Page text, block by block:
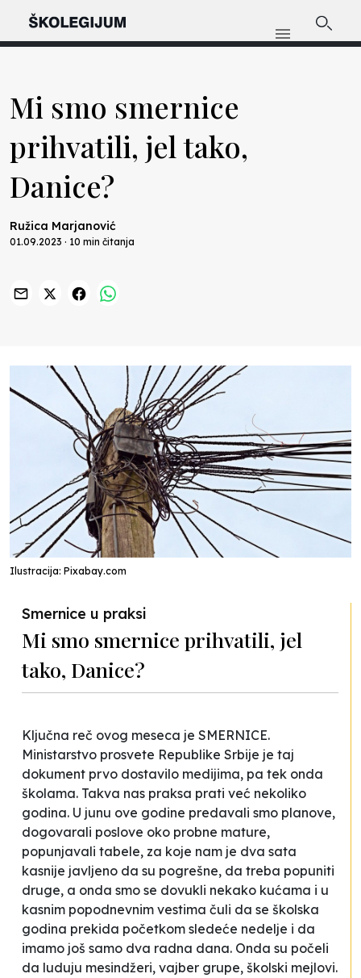
Mi smo smernice
prihvatili, jel tako,
Danice?
Ružica Marjanović
01.09.2023 · 10 min čitanja
Ilustracija: Pixabay.com
Smernice u praksi
Mi smo smernice prihvatili, jel
tako, Danice?
Ključna reč ovog meseca je SMERNICE.
Ministarstvo prosvete Republike Srbije je taj
dokument prvo dostavilo medijima, pa tek onda
školama. Takva nas praksa prati već nekoliko
godina. U junu ove godine predavali smo planove,
dogovarali poslove oko probne mature,
popunjavali tabele, za koje nam je dva sata
kasnije javljeno da su pogrešne, da treba popuniti
druge, a onda smo se dovukli nekako kućama i u
kasnim popodnevnim vestima čuli da se školska
godina prekida početkom sledeće nedelje i da
imamo još samo dva radna dana. Onda su počeli
da luduju mesindžeri, vajber grupe, školski mejlovi.